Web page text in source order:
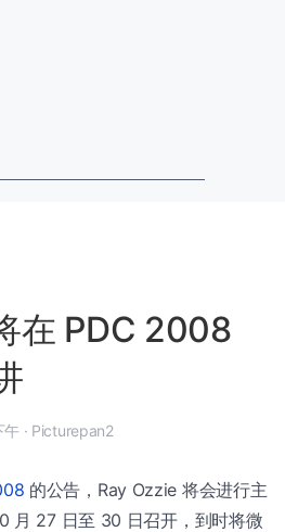
在 PDC 2008
下午 · Picturepan2
的公告，Ray Ozzie 将会进行主
月 27 日至 30 日召开，到时将微